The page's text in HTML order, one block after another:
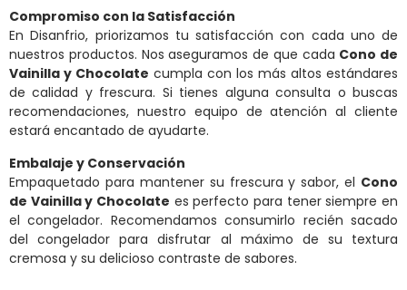
Compromiso con la Satisfacción
En Disanfrio, priorizamos tu satisfacción con cada uno de
nuestros productos. Nos aseguramos de que cada Cono de
Vainilla y Chocolate cumpla con los más altos estándares
de calidad y frescura. Si tienes alguna consulta o buscas
recomendaciones, nuestro equipo de atención al cliente
estará encantado de ayudarte.
Embalaje y Conservación
Empaquetado para mantener su frescura y sabor, el Cono
de Vainilla y Chocolate es perfecto para tener siempre en
el congelador. Recomendamos consumirlo recién sacado
del congelador para disfrutar al máximo de su textura
cremosa y su delicioso contraste de sabores.